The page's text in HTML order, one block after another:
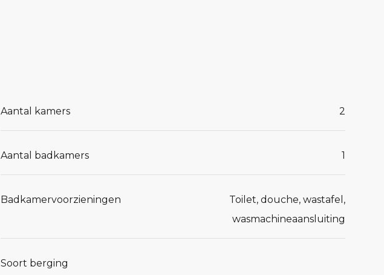
Aantal kamers 2
Aantal badkamers 1
Badkamervoorzieningen
Toilet, douche, wastafel,
wasmachineaansluiting
Soort berging